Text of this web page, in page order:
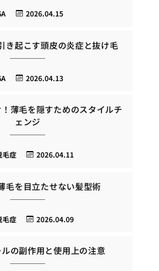
2026.04.15
き起こす頭皮の炎症と抜け毛
2026.04.13
薄毛を隠すためのスタイルチ
ェンジ
2026.04.11
毛症
毛を目立たせない髪型術
2026.04.09
毛症
の副作用と使用上の注意